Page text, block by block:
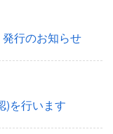
発行のお知らせ
)を行います